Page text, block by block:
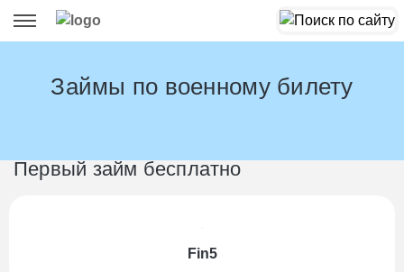
Займы по военному билету
Первый займ бесплатно
Fin5